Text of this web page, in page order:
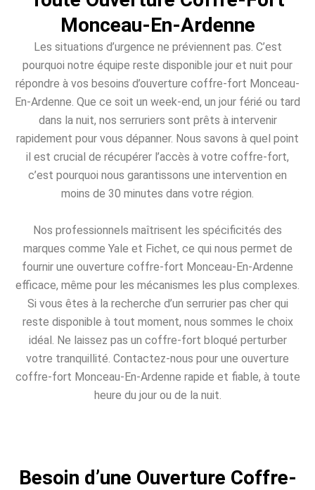
Monceau-En-Ardenne
Les situations d’urgence ne préviennent pas. C’est
pourquoi notre équipe reste disponible jour et nuit pour
répondre à vos besoins d’ouverture coffre-fort Monceau-
En-Ardenne. Que ce soit un week-end, un jour férié ou tard
dans la nuit, nos serruriers sont prêts à intervenir
rapidement pour vous dépanner. Nous savons à quel point
il est crucial de récupérer l’accès à votre coffre-fort,
c’est pourquoi nous garantissons une intervention en
moins de 30 minutes dans votre région.
Nos professionnels maîtrisent les spécificités des
marques comme Yale et Fichet, ce qui nous permet de
fournir une ouverture coffre-fort Monceau-En-Ardenne
efficace, même pour les mécanismes les plus complexes.
Si vous êtes à la recherche d’un serrurier pas cher qui
reste disponible à tout moment, nous sommes le choix
idéal. Ne laissez pas un coffre-fort bloqué perturber
votre tranquillité. Contactez-nous pour une ouverture
coffre-fort Monceau-En-Ardenne rapide et fiable, à toute
heure du jour ou de la nuit.
Besoin d’une Ouverture Coffre-